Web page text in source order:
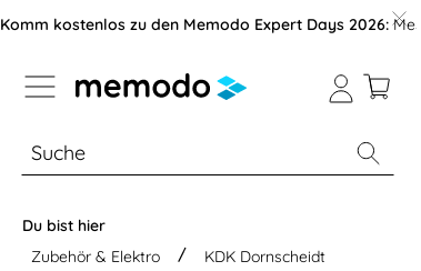
der B2B-Plattform springen
Komm kostenlos zu den Memodo Expert Days 2026:
% Sale Module Wechselrichter
Du bist hier
Zubehör & Elektro
KDK Dornscheidt